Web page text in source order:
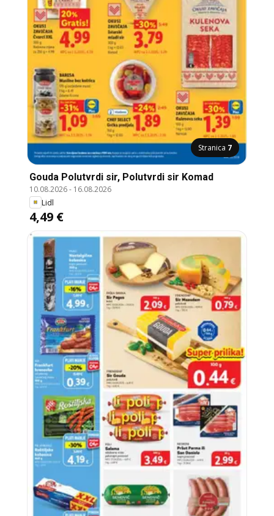
Stranica 7
Gouda Polutvrdi sir, Polutvrdi sir Komad
10.08.2026- 16.08.2026
Lidl
4,49 €